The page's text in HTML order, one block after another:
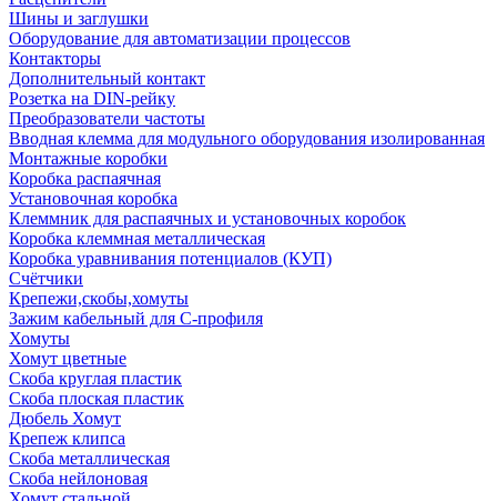
Шины и заглушки
Оборудование для автоматизации процессов
Контакторы
Дополнительный контакт
Розетка на DIN-рейку
Преобразователи частоты
Вводная клемма для модульного оборудования изолированная
Монтажные коробки
Коробка распаячная
Установочная коробка
Клеммник для распаячных и установочных коробок
Коробка клеммная металлическая
Коробка уравнивания потенциалов (КУП)
Счётчики
Крепежи,скобы,хомуты
Зажим кабельный для С-профиля
Хомуты
Хомут цветные
Скоба круглая пластик
Скоба плоская пластик
Дюбель Хомут
Крепеж клипса
Скоба металлическая
Скоба нейлоновая